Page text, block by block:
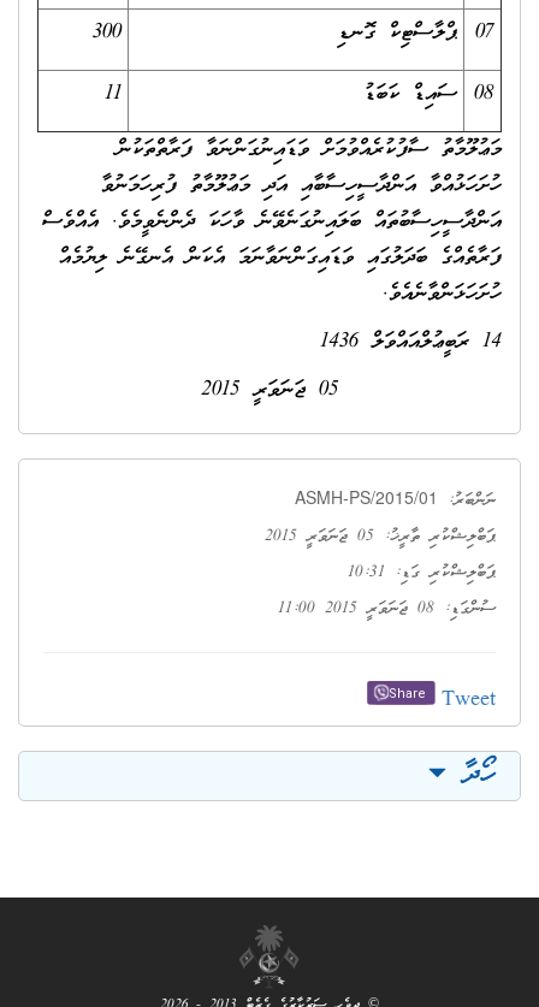
300
ޕްލާސްޓިކް ގޮނޑި 07
11
ސައިޑް ކަބަޑު 08
މަޢުލޫމާތު ސާފުކުރެއްވުމަށް ވަޑައިނުގަންނަވާ ފަރާތްތަކުން
ހުށަހަޅުއްވާ އަންދާސީހިސާބާއި އަދި މަޢުލޫމާތު ފުރިހަމަނުވާ
އަންދާސީހިސާބުތައް ބަލައިނުގަނެވޭނެ ވާހަކަ ދެންނެވީމެވެ. އެއްވެސް
ފަރާތެއްގެ ބަދަލުގައި ވަޑައިގަންނަވާނަމަ އެކަން އެނގޭނެ ލިޔުމެއް
ހުށަހަޅަންވާނެއެވެ.
14 ރަބީޢުލްއައްވަލް 1436
05 ޖަނަވަރީ 2015
ނަންބަރު: ASMH-PS/2015/01
ޕަބްލިޝްކުރި ތާރީޚު: 05 ޖަނަވަރީ 2015
ޕަބްލިޝްކުރި ގަޑި: 10:31
ސުންގަޑި: 08 ޖަނަވަރީ 2015 11:00
Tweet
Share
ހޯދާ